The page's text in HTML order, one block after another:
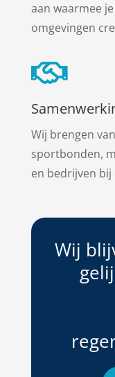
aan waarmee
omgevingen

Wij brengen
sportbonden,
en bedrijven bij
Wij